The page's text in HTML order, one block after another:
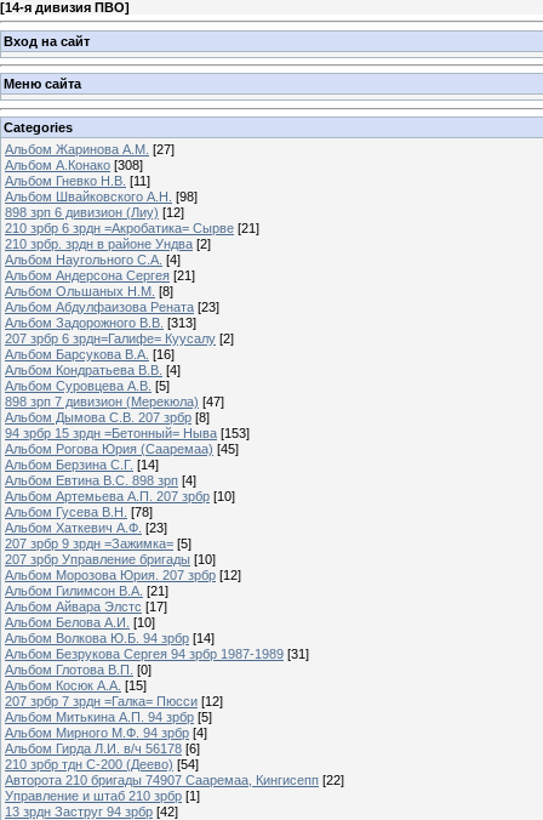
[14-я дивизия ПВО]
Вход на сайт
Меню сайта
Categories
Альбом Жаринова А.М. [27]
Альбом А.Конако [308]
Альбом Гневко Н.В. [11]
Альбом Швайковского А.Н. [98]
898 зрп 6 дивизион (Лиу) [12]
210 зрбр 6 зрдн =Акробатика= Сырве [21]
210 зрбр. зрдн в районе Ундва [2]
Альбом Наугольного С.А. [4]
Альбом Андерсона Сергея [21]
Альбом Ольшаных Н.М. [8]
Альбом Абдулфаизова Рената [23]
Альбом Задорожного В.В. [313]
207 зрбр 6 зрдн=Галифе= Куусалу [2]
Альбом Барсукова В.А. [16]
Альбом Кондратьева В.В. [4]
Альбом Суровцева А.В. [5]
898 зрп 7 дивизион (Мерекюла) [47]
Альбом Дымова С.В. 207 зрбр [8]
94 зрбр 15 зрдн =Бетонный= Ныва [153]
Альбом Рогова Юрия (Сааремаа) [45]
Альбом Берзина С.Г. [14]
Альбом Евтина В.С. 898 зрп [4]
Альбом Артемьева А.П. 207 зрбр [10]
Альбом Гусева В.Н. [78]
Альбом Хаткевич А.Ф. [23]
207 зрбр 9 зрдн =Зажимка= [5]
207 зрбр Управление бригады [10]
Альбом Морозова Юрия. 207 зрбр [12]
Альбом Гилимсон В.А. [21]
Альбом Айвара Элстс [17]
Альбом Белова А.И. [10]
Альбом Волкова Ю.Б. 94 зрбр [14]
Альбом Безрукова Сергея 94 зрбр 1987-1989 [31]
Альбом Глотова В.П. [0]
Альбом Косюк А.А. [15]
207 зрбр 7 зрдн =Галка= Пюсси [12]
Альбом Митькина А.П. 94 зрбр [5]
Альбом Мирного М.Ф. 94 зрбр [4]
Альбом Гирда Л.И. в/ч 56178 [6]
210 зрбр тдн С-200 (Деево) [54]
Авторота 210 бригады 74907 Сааремаа, Кингисепп [22]
Управление и штаб 210 зрбр [1]
13 зрдн Заструг 94 зрбр [42]